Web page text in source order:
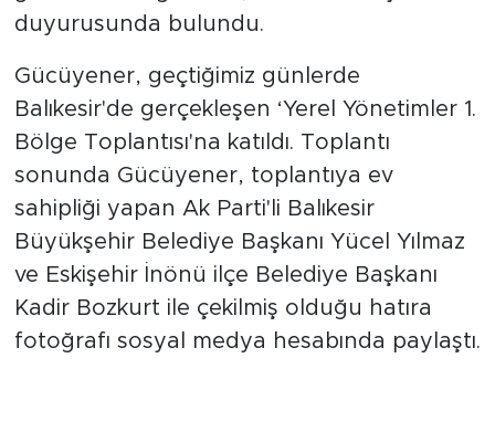
duyurusunda bulundu.
Gücüyener, geçtiğimiz günlerde
Balıkesir'de gerçekleşen ‘Yerel Yönetimler 1.
Bölge Toplantısı'na katıldı. Toplantı
sonunda Gücüyener, toplantıya ev
sahipliği yapan Ak Parti'li Balıkesir
Büyükşehir Belediye Başkanı Yücel Yılmaz
ve Eskişehir İnönü ilçe Belediye Başkanı
Kadir Bozkurt ile çekilmiş olduğu hatıra
fotoğrafı sosyal medya hesabında paylaştı.